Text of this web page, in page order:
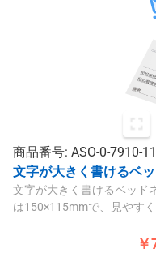
商品番号: ASO-0-7910-11
文字が大きく書けるベ
文字が大きく書けるベッド
は150×115mmで、見やす